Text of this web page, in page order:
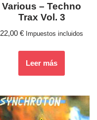
Various ‎– Techno
Trax Vol. 3
22,00 € Impuestos incluidos
Leer más